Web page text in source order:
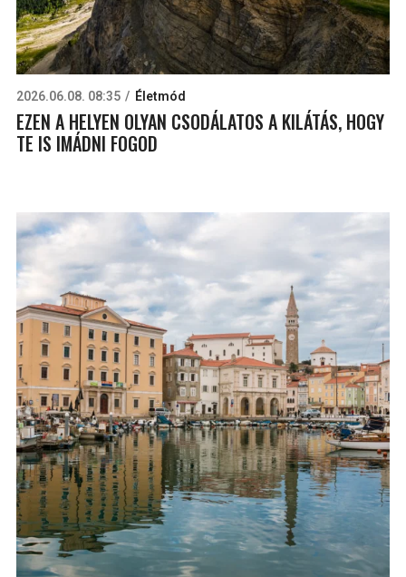
2026.06.08. 08:35 Életmód
EZEN A HELYEN OLYAN CSODÁLATOS A KILÁTÁS, HOGY
TE IS IMÁDNI FOGOD